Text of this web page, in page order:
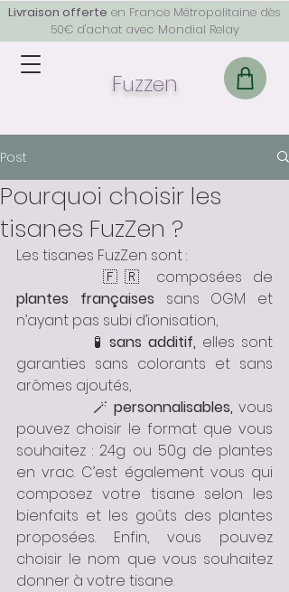
Livraison offerte en France Métropolitaine dès
50€ d'achat avec Mondial Relay
Fuzzen
Post
Pourquoi choisir les
tisanes FuzZen ?
Les tisanes FuzZen sont :
plantes françaises sans OGM et
n’ayant pas subi d’ionisation,
		🧪
sans additif, elles sont
garanties sans colorants et sans
arômes ajoutés,
		🪄
personnalisables, vous
pouvez choisir le format que vous
souhaitez : 24g ou 50g de plantes
en vrac. C’est également vous qui
composez votre tisane selon les
bienfaits et les goûts des plantes
proposées. Enfin, vous pouvez
choisir le nom que vous souhaitez
donner à votre tisane.